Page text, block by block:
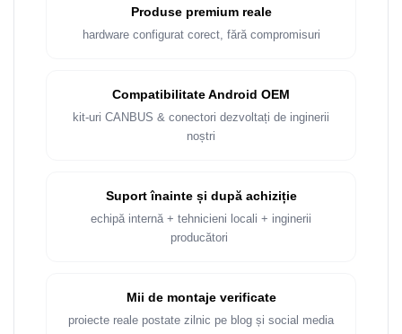
Rame adaptoare Dacia
Rame adaptoare BMW
Rame adaptoare Volvo
Rame Adaptoare Porsche
Produse premium reale
hardware configurat corect, fără compromisuri
Compatibilitate Android OEM
kit-uri CANBUS & conectori dezvoltați de inginerii
noștri
Suport înainte și după achiziție
echipă internă + tehnicieni locali + inginerii
producători
Mii de montaje verificate
proiecte reale postate zilnic pe blog și social media